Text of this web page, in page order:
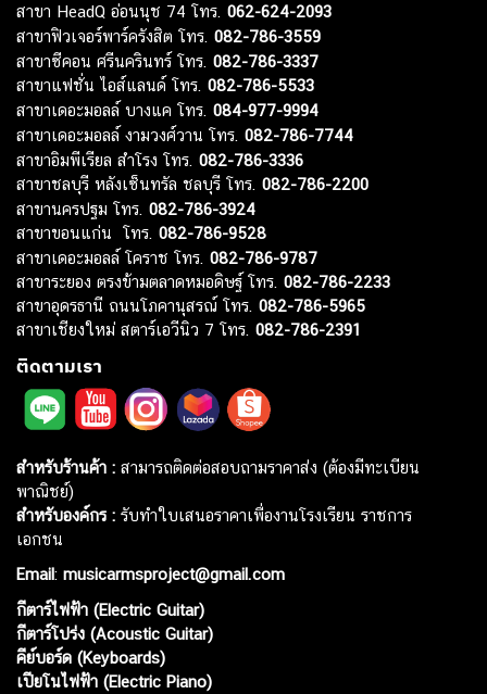
สาขา HeadQ อ่อนนุช 74 โทร. 062-624-2093
สาขาฟิวเจอร์พาร์ครังสิต โทร. 082-786-3559
สาขาซีคอน ศรีนครินทร์ โทร. 082-786-3337
สาขาแฟชั่น ไอส์แลนด์ โทร. 082-786-5533
สาขาเดอะมอลล์ บางแค โทร. 084-977-9994
สาขาเดอะมอลล์ งามวงศ์วาน โทร. 082-786-7744
สาขาอิมพีเรียล สำโรง โทร. 082-786-3336
สาขาชลบุรี หลังเซ็นทรัล ชลบุรี โทร. 082-786-2200
สาขานครปฐม โทร. 082-786-3924
สาขาขอนแก่น โทร. 082-786-9528
สาขาเดอะมอลล์ โคราช โทร. 082-786-9787
สาขาระยอง ตรงข้ามตลาดหมอดิษฐ์ โทร. 082-786-2233
สาขาอุดรธานี ถนนโภคานุสรณ์ โทร. 082-786-5965
สาขาเชียงใหม่ สตาร์เอวีนิว 7 โทร. 082-786-2391
ติดตามเรา
สำหรับร้านค้า : สามารถติดต่อสอบถามราคาส่ง (ต้องมีทะเบียน
พาณิชย์)
สำหรับองค์กร : รับทำใบเสนอราคาเพื่องานโรงเรียน ราชการ
เอกชน
Email: musicarmsproject@gmail.com
กีตาร์ไฟฟ้า (Electric Guitar)
กีตาร์โปร่ง (Acoustic Guitar)
คีย์บอร์ด (Keyboards)
เปียโนไฟฟ้า (Electric Piano)